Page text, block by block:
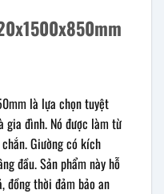
là lựa chọn tuyệt
gia đình. Nó được làm từ
Giường có kích
đầu. Sản phẩm này hỗ
đồng thời đảm bảo an